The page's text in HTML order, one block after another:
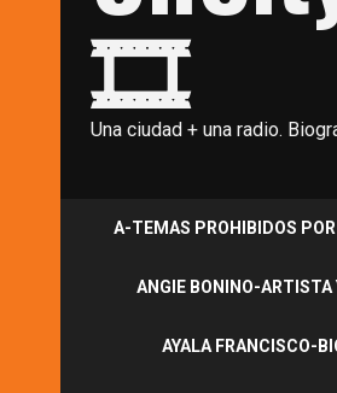
🎞
Una ciudad + una radio.
A-TEMAS PROHIBIDOS
ANGIE BONINO-ARTISTA
AYALA FRANCISCO-